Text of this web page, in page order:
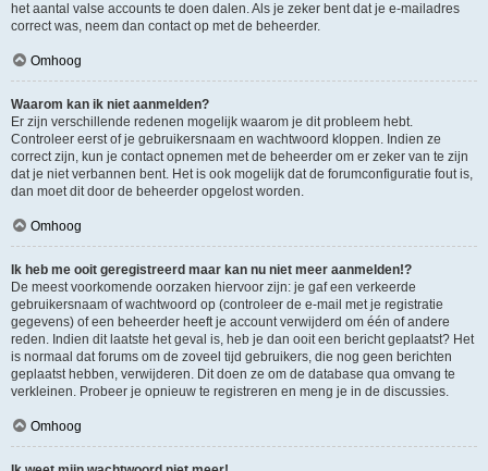
het aantal valse accounts te doen dalen. Als je zeker bent dat je e-mailadres
correct was, neem dan contact op met de beheerder.
Omhoog
Waarom kan ik niet aanmelden?
Er zijn verschillende redenen mogelijk waarom je dit probleem hebt.
Controleer eerst of je gebruikersnaam en wachtwoord kloppen. Indien ze
correct zijn, kun je contact opnemen met de beheerder om er zeker van te zijn
dat je niet verbannen bent. Het is ook mogelijk dat de forumconfiguratie fout is,
dan moet dit door de beheerder opgelost worden.
Omhoog
Ik heb me ooit geregistreerd maar kan nu niet meer aanmelden!?
De meest voorkomende oorzaken hiervoor zijn: je gaf een verkeerde
gebruikersnaam of wachtwoord op (controleer de e-mail met je registratie
gegevens) of een beheerder heeft je account verwijderd om één of andere
reden. Indien dit laatste het geval is, heb je dan ooit een bericht geplaatst? Het
is normaal dat forums om de zoveel tijd gebruikers, die nog geen berichten
geplaatst hebben, verwijderen. Dit doen ze om de database qua omvang te
verkleinen. Probeer je opnieuw te registreren en meng je in de discussies.
Omhoog